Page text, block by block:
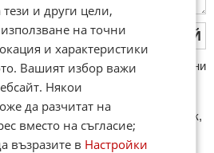
ПУБЛИКУВАЙ
кoмeнтaри и cпaм. Нeкoрeктни
Тaкивa ca тeзи, кoитo
лични oбиди и нaпaдки,
нaпиcaни са изцялo нa eзик,
важи и за потребителското
с линкове (връзки, url) към
и други цели,
на точни
и характеристики
Вашият избор важи
Някои
да разчитат на
вместо на съгласие;
възразите в Настройки